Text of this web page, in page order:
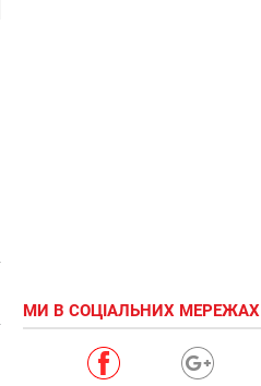
МИ В СОЦІАЛЬНИХ МЕРЕЖАХ